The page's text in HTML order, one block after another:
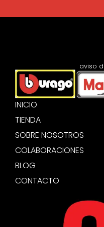
INICIO
TIENDA
SOBRE NOSOTROS
COLABORACIONES
BLOG
CONTACTO
aviso